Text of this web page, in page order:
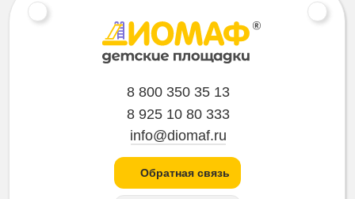
8 800 350 35 13
8 925 10 80 333
info@diomaf.ru
Обратная связь